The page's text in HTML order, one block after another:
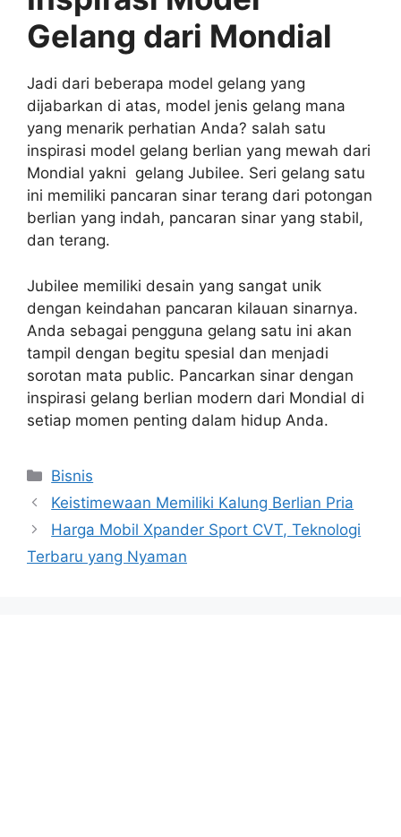
Gelang dari Mondial
Jadi dari beberapa model gelang yang
dijabarkan di atas, model jenis gelang mana
yang menarik perhatian Anda? salah satu
inspirasi model gelang berlian yang mewah dari
Mondial yakni gelang Jubilee. Seri gelang satu
ini memiliki pancaran sinar terang dari potongan
berlian yang indah, pancaran sinar yang stabil,
dan terang.
Jubilee memiliki desain yang sangat unik
dengan keindahan pancaran kilauan sinarnya.
Anda sebagai pengguna gelang satu ini akan
tampil dengan begitu spesial dan menjadi
sorotan mata public. Pancarkan sinar dengan
inspirasi gelang berlian modern dari Mondial di
setiap momen penting dalam hidup Anda.
Categories
Bisnis
Keistimewaan Memiliki Kalung Berlian Pria
Harga Mobil Xpander Sport CVT, Teknologi
Terbaru yang Nyaman